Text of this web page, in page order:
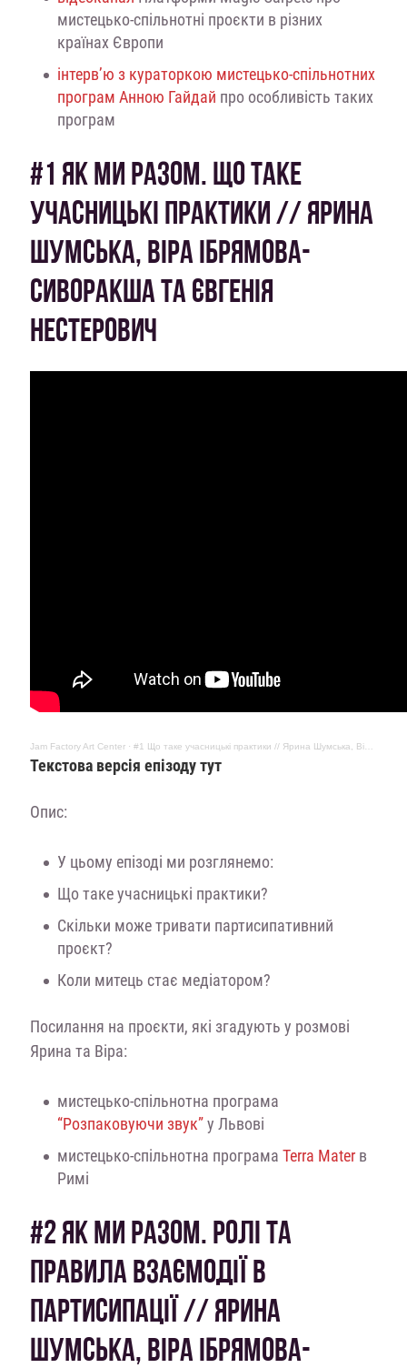
мистецько-спільнотні проєкти в різних
країнах Європи
інтерв’ю з кураторкою мистецько-спільнотних
програм Анною Гайдай про особливість таких
програм
#1 ЯК МИ РАЗОМ. ЩО ТАКЕ
УЧАСНИЦЬКІ ПРАКТИКИ // ЯРИНА
ШУМСЬКА, ВІРА ІБРЯМОВА-
СИВОРАКША ТА ЄВГЕНІЯ
НЕСТЕРОВИЧ
Jam Factory Art Center· #1 Що таке учасницькі практики // Ярина Шумська, Віра Ібрямова-Сиворакша та Євгенія Нестерович
Текстова версія епізоду тут
Опис:
У цьому епізоді ми розглянемо:
Що таке учасницькі практики?
Скільки може тривати партисипативний
проєкт?
Коли митець стає медіатором?
Посилання на проєкти, які згадують у розмові
Ярина та Віра:
мистецько-спільнотна програма
“Розпаковуючи звук”у Львові
мистецько-спільнотна програма Terra Materв
Римі
#2 ЯК МИ РАЗОМ. РОЛІ ТА
ПРАВИЛА ВЗАЄМОДІЇ В
ПАРТИСИПАЦІЇ // ЯРИНА
ШУМСЬКА, ВІРА ІБРЯМОВА-